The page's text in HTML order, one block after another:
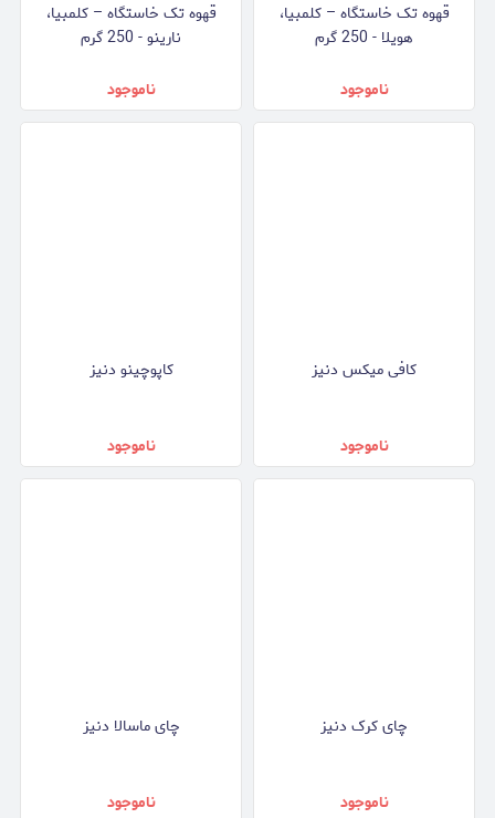
قهوه تک خاستگاه – کلمبیا،
هویلا - 250 گرم
ناموجود
قهوه تک خاستگاه – کلمبیا،
نارینو - 250 گرم
ناموجود
کافی میکس دنیز
ناموجود
کاپوچینو دنیز
ناموجود
چای کرک دنیز
ناموجود
چای ماسالا دنیز
ناموجود